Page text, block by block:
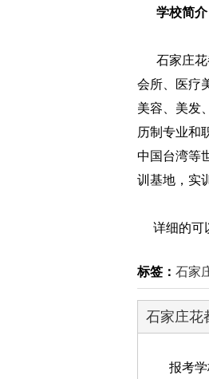
学校简介
石家庄花
会所、医疗
美容、美发
历制专业和
中国台湾等
训基地，实
详细的可
标签： 石家
石家庄花
报考学